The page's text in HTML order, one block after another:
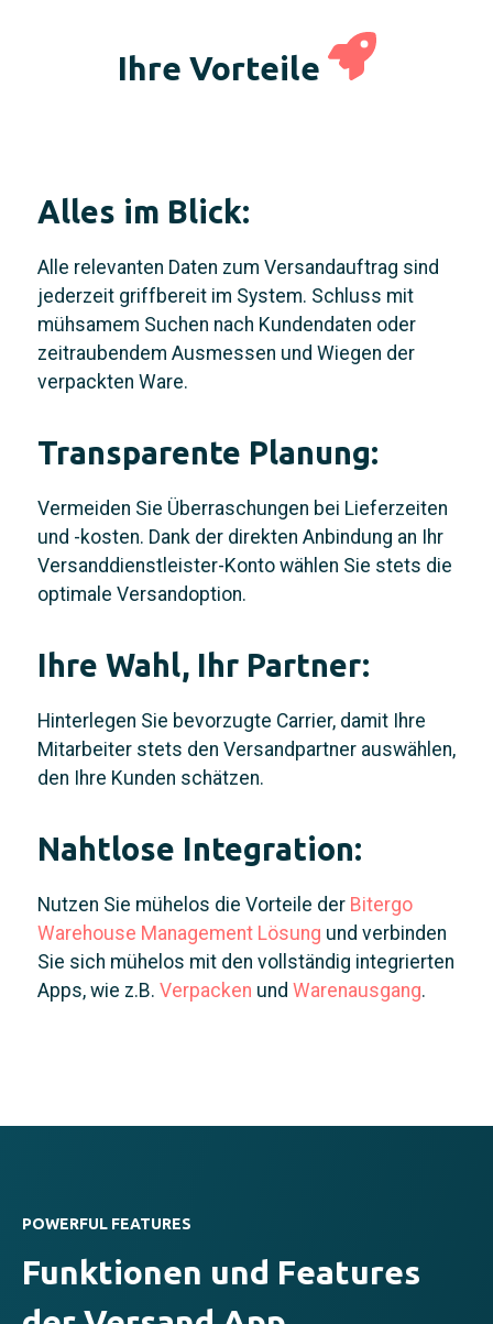
Ihre Vorteile
Alles im Blick:
Alle relevanten Daten zum Versandauftrag sind
jederzeit griffbereit im System. Schluss mit
mühsamem Suchen nach Kundendaten oder
zeitraubendem Ausmessen und Wiegen der
verpackten Ware.
Transparente Planung:
Vermeiden Sie Überraschungen bei Lieferzeiten
und -kosten. Dank der direkten Anbindung an Ihr
Versanddienstleister-Konto wählen Sie stets die
optimale Versandoption.
Ihre Wahl, Ihr Partner:
Hinterlegen Sie bevorzugte Carrier, damit Ihre
Mitarbeiter stets den Versandpartner auswählen,
den Ihre Kunden schätzen.
Nahtlose Integration:
Nutzen Sie mühelos die Vorteile der Bitergo
Warehouse Management Lösung und verbinden
Sie sich mühelos mit den vollständig integrierten
Apps, wie z.B. Verpacken und Warenausgang.
POWERFUL FEATURES
Funktionen und Features